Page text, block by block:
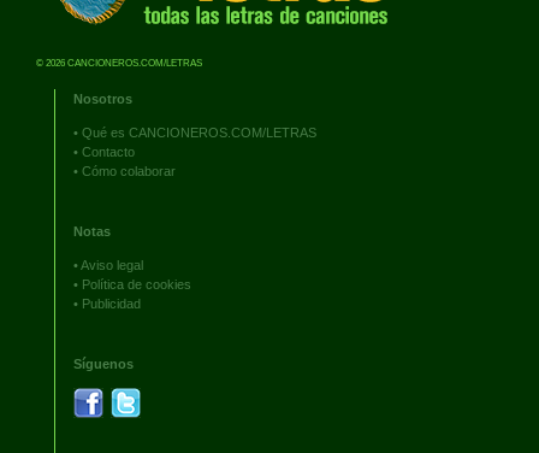
© 2026 CANCIONEROS.COM/LETRAS
Nosotros
• Qué es CANCIONEROS.COM/LETRAS
• Contacto
• Cómo colaborar
Notas
•Aviso legal
• Política de cookies
• Publicidad
Síguenos